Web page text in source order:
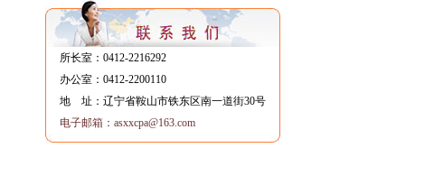
所长室：0412-2216292
办公室：0412-2200110
地 址：辽宁省鞍山市铁东区南一道街30号
电子邮箱：asxxcpa@163.com